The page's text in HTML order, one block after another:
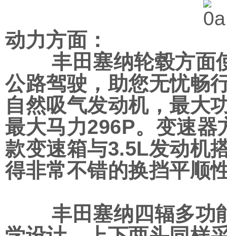
动力方面：
丰田塞纳轮毂方面使
公路驾驶，助您无忧畅
自然吸气发动机，最大
最大马力296P。变速器
款变速箱与3.5L发动机
得非常不错的换挡平顺
丰田塞纳四辐多功能